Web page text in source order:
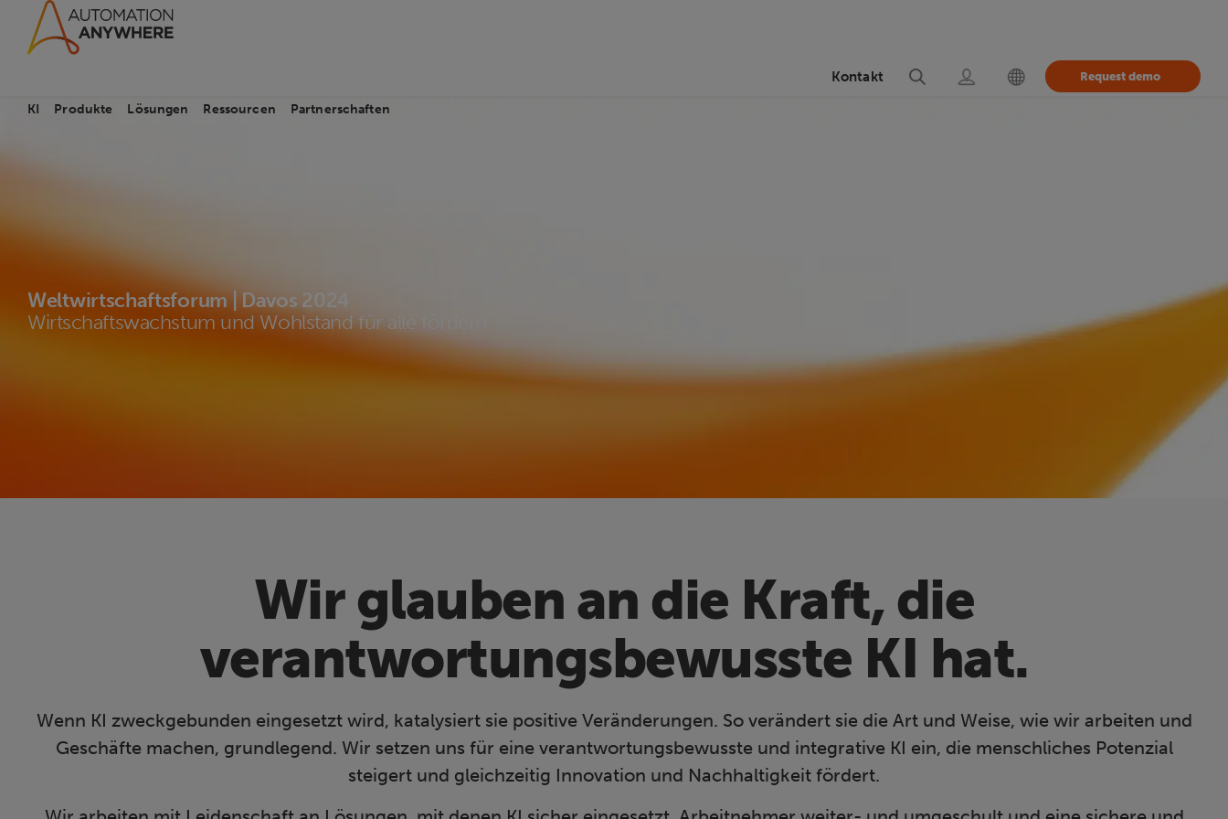
Kontakt Request demo
KI Produkte Lösungen Ressourcen Partnerschaften
Weltwirtschaftsforum | Davos 2024
Wirtschaftswachstum und Wohlstand für alle fördern
Wir glauben an die Kraft, die
verantwortungsbewusste KI hat.
Wenn KI zweckgebunden eingesetzt wird, katalysiert sie positive Veränderungen. So verändert sie die Art und Weise, wie wir arbeiten und
Geschäfte machen, grundlegend. Wir setzen uns für eine verantwortungsbewusste und integrative KI ein, die menschliches Potenzial
steigert und gleichzeitig Innovation und Nachhaltigkeit fördert.